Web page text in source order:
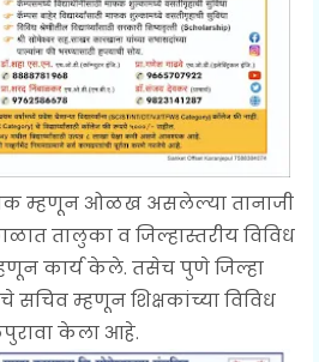
म्हणून ओळख असलेल्या तानाजी
तालुका व जिल्हास्तरीय विविध
म्हणून कार्य केले. तसेच पुणे जिल्हा
सचिव म्हणून शिक्षकांच्या विविध
केला आहे.